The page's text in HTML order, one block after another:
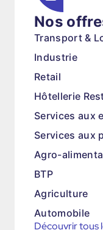
Nos
Transport &
Industrie
Retail
Hôtellerie
Services aux
Services aux
Agro-
BTP
Agriculture
Automobile
Découvrir tous